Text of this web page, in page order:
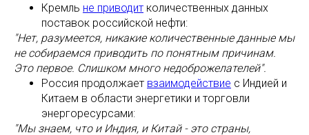
Кремль не приводит количественных данных
поставок российской нефти:
"Нет, разумеется, никакие количественные данные мы
не собираемся приводить по понятным причинам.
Это первое. Слишком много недоброжелателей".
Россия продолжает взаимодействие с Индией и
Китаем в области энергетики и торговли
энергоресурсами:
"Мы знаем, что и Индия, и Китай - это страны,